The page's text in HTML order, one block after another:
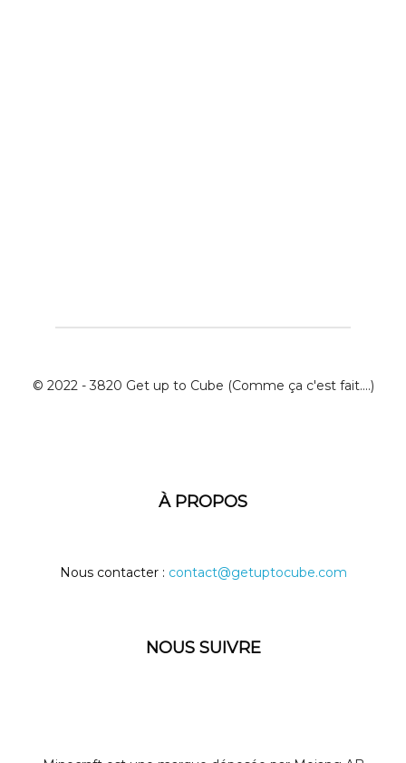
© 2022 - 3820 Get up to Cube (Comme ça c'est fait....)
À PROPOS
Nous contacter : contact@getuptocube.com
NOUS SUIVRE